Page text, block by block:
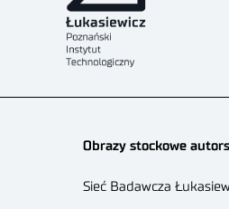
Obrazy stockowe
Sieć Badawcza